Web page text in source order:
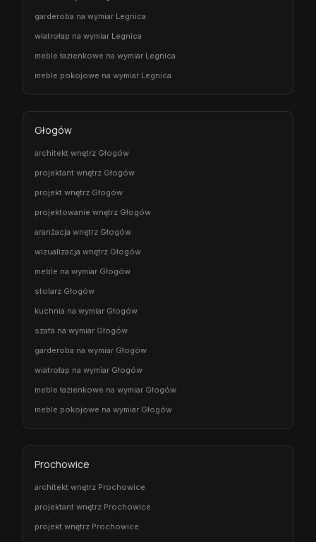
garderoba na wymiar Legnica
wiatrołap na wymiar Legnica
meble łazienkowe na wymiar Legnica
meble pokojowe na wymiar Legnica
Głogów
architekt wnętrz Głogów
projektant wnętrz Głogów
projekt wnętrz Głogów
projektowanie wnętrz Głogów
aranżacja wnętrz Głogów
wizualizacja wnętrz Głogów
meble na wymiar Głogów
stolarz Głogów
kuchnia na wymiar Głogów
szafa na wymiar Głogów
garderoba na wymiar Głogów
wiatrołap na wymiar Głogów
meble łazienkowe na wymiar Głogów
meble pokojowe na wymiar Głogów
Prochowice
architekt wnętrz Prochowice
projektant wnętrz Prochowice
projekt wnętrz Prochowice